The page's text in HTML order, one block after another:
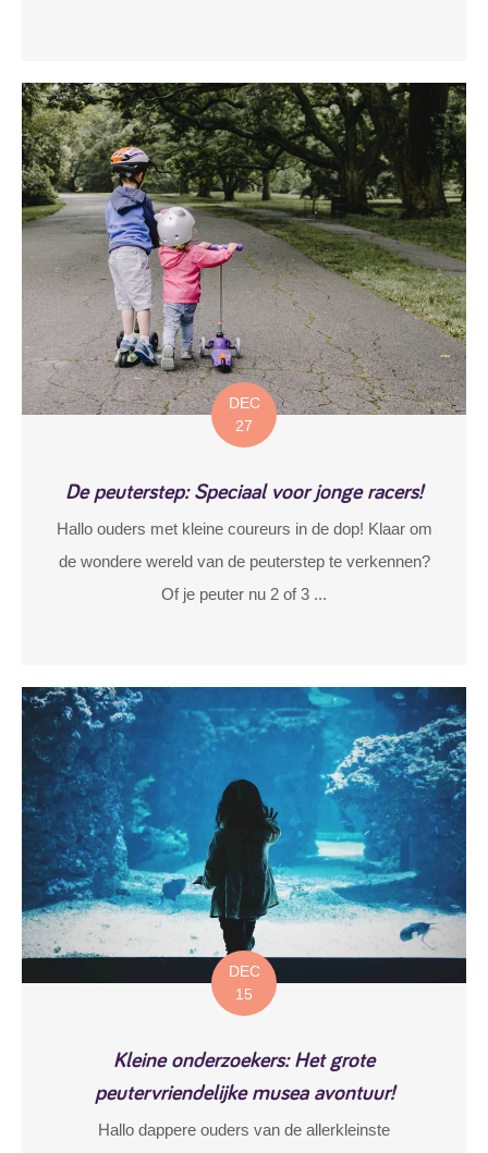
DEC
27
De peuterstep: Speciaal voor jonge racers!
Hallo ouders met kleine coureurs in de dop! Klaar om
de wondere wereld van de peuterstep te verkennen?
Of je peuter nu 2 of 3 ...
DEC
15
Kleine onderzoekers: Het grote
peutervriendelijke musea avontuur!
Hallo dappere ouders van de allerkleinste